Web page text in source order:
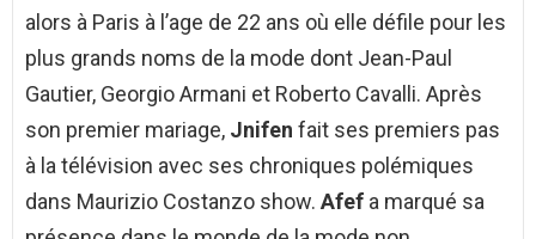
alors à Paris à l’age de 22 ans où elle défile pour les
plus grands noms de la mode dont Jean-Paul
Gautier, Georgio Armani et Roberto Cavalli. Après
son premier mariage, Jnifen fait ses premiers pas
à la télévision avec ses chroniques polémiques
dans Maurizio Costanzo show. Afef a marqué sa